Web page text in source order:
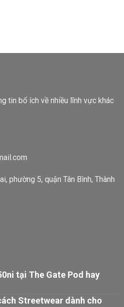
tin bổ ích về nhiều lĩnh vực khác
phường 5, quận Tân Bình, Thành
tại The Gate Pod hay
Streetwear dành cho